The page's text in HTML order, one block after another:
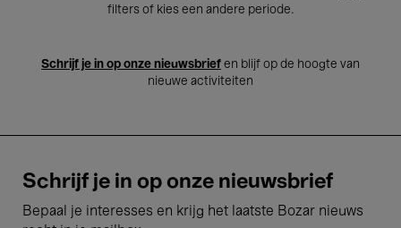
filters of kies een andere periode.
Schrijf je in op onze nieuwsbrief en blijf op de hoogte van
nieuwe activiteiten
Schrijf je in op onze nieuwsbrief
Bepaal je interesses en krijg het laatste Bozar nieuws